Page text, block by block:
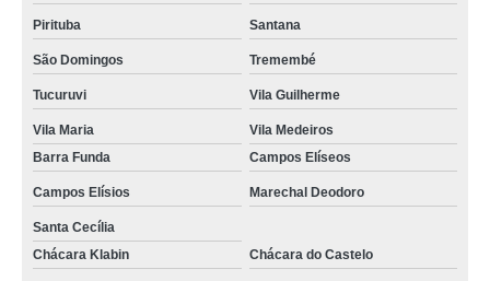
Pirituba Santana
São Domingos Tremembé
Tucuruvi Vila Guilherme
Vila Maria
Vila Medeiros
Barra Funda
Campos Elíseos
Campos Elísios Marechal Deodoro
Santa Cecília
Chácara Klabin
Chácara do Castelo